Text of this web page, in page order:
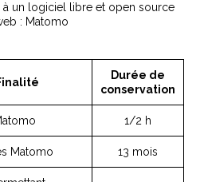
à un logiciel libre et open source
: Matomo
Durée de
conservation
1/2 h
Matomo 13 mois